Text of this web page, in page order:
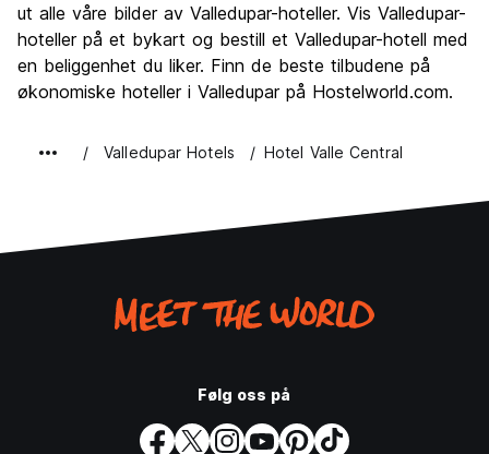
Feste
5.0
Verdi for pengene
7.0
ut alle våre bilder av Valledupar-hoteller. Vis Valledupar-
hoteller på et bykart og bestill et Valledupar-hotell med
en beliggenhet du liker. Finn de beste tilbudene på
økonomiske hoteller i Valledupar på Hostelworld.com.
Valledupar Hotels Hotel Valle Central
Følg oss på